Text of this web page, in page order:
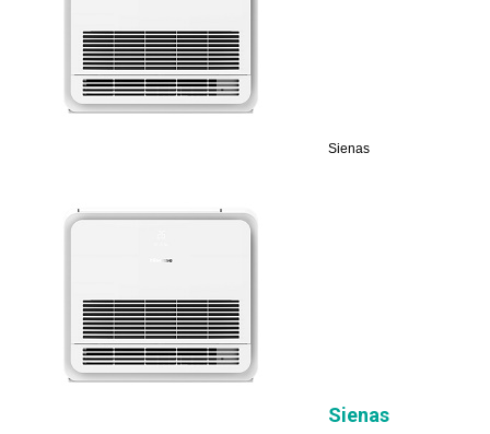
Sienas
Sienas